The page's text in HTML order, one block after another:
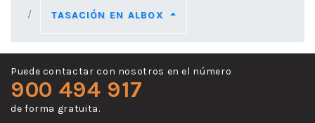
TASACIÓN EN ALBOX
Puede contactar con nosotros en el número
900 494 917
de forma gratuita.